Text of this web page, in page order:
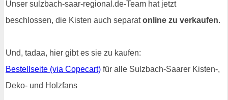
Unser sulzbach-saar-regional.de-Team hat jetzt
beschlossen, die Kisten auch separatonline zu verkaufen.
Und, tadaa, hier gibt es sie zu kaufen:
Bestellseite (via Copecart) für alle Sulzbach-Saarer Kisten-,
Deko- und Holzfans